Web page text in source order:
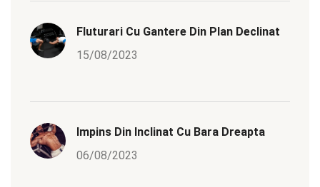
Fluturari Cu Gantere Din Plan Declinat
15/08/2023
Impins Din Inclinat Cu Bara Dreapta
06/08/2023